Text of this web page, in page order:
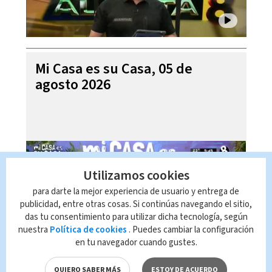
Mi Casa es su Casa, 05 de
agosto 2026
Telediario En Directo con Paula
Utilizamos cookies
para darte la mejor experiencia de usuario y entrega de
publicidad, entre otras cosas. Si continúas navegando el sitio,
das tu consentimiento para utilizar dicha tecnología, según
nuestra Política de cookies . Puedes cambiar la configuración
en tu navegador cuando gustes.
QUIERO SABER MÁS ESTOY DE ACUERDO